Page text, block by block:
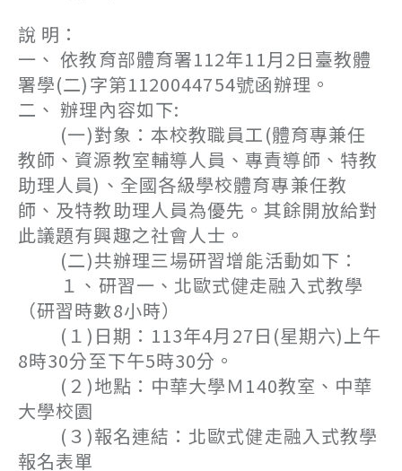
說 明：
一、 依教育部體育署112年11月2日臺教體
署學(二)字第1120044754號函辦理。
二、 辦理內容如下:
(一)對象：本校教職員工(體育專兼任
教師、資源教室輔導人員、專責導師、特教
助理人員)、全國各級學校體育專兼任教
師、及特教助理人員為優先。其餘開放給對
此議題有興趣之社會人士。
(二)共辦理三場研習增能活動如下：
１、研習一、北歐式健走融入式教學
（研習時數8小時）
(１)日期：113年4月27日(星期六)上午
8時30分至下午5時30分。
(２)地點：中華大學Ｍ140教室、中華
大學校園
(３)報名連結：北歐式健走融入式教學
報名表單